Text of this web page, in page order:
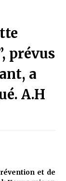
prévus
a
A.H
et de